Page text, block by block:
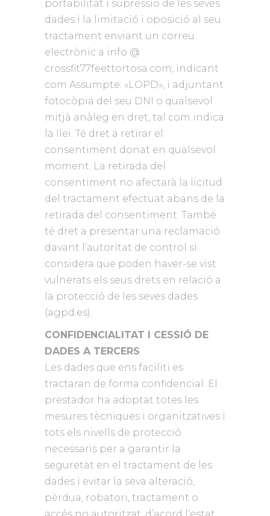
portabilitat i supressió de les seves
dades i la limitació i oposició al seu
tractament enviant un correu
electrònic a info @
crossfit77feettortosa.com, indicant
com Assumpte: «LOPD», i adjuntant
fotocòpia del seu DNI o qualsevol
mitjà anàleg en dret, tal com indica
la llei. Té dret a retirar el
consentiment donat en qualsevol
moment. La retirada del
consentiment no afectarà la licitud
del tractament efectuat abans de la
retirada del consentiment. També
té dret a presentar una reclamació
davant l’autoritat de control si
considera que poden haver-se vist
vulnerats els seus drets en relació a
la protecció de les seves dades
(agpd.es).
CONFIDENCIALITAT I CESSIÓ DE
DADES A TERCERS
Les dades que ens faciliti es
tractaran de forma confidencial. El
prestador ha adoptat totes les
mesures tècniques i organitzatives i
tots els nivells de protecció
necessaris per a garantir la
seguretat en el tractament de les
dades i evitar la seva alteració,
pèrdua, robatori, tractament o